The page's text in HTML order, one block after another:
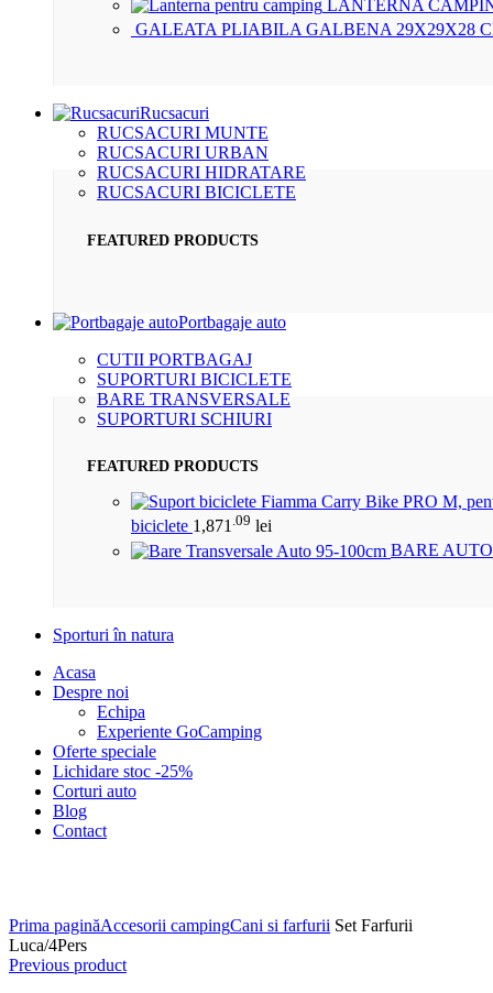
LANTERNA
GALEATA PLIABILA GALBENA 29X29X28
Rucsacuri
RUCSACURI MUNTE
RUCSACURI URBAN
RUCSACURI HIDRATARE
RUCSACURI BICICLETE
FEATURED PRODUCTS
Portbagaje auto
CUTII PORTBAGAJ
SUPORTURI BICICLETE
BARE TRANSVERSALE
SUPORTURI SCHIURI
FEATURED PRODUCTS
biciclete 1,871 .09 lei
BARE
Sporturi în natura
Acasa
Despre noi
Echipa
Experiente GoCamping
Oferte speciale
Lichidare stoc -25%
Corturi auto
Blog
Contact
Prima paginăAccesorii campingCani si farfurii Set Farfurii
Luca/4Pers
Previous product